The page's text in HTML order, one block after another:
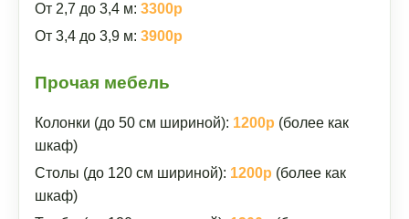
От 2,7 до 3,4 м: 3300р
От 3,4 до 3,9 м: 3900р
Прочая мебель
Колонки (до 50 см шириной): 1200р (более как
шкаф)
Столы (до 120 см шириной): 1200р (более как
шкаф)